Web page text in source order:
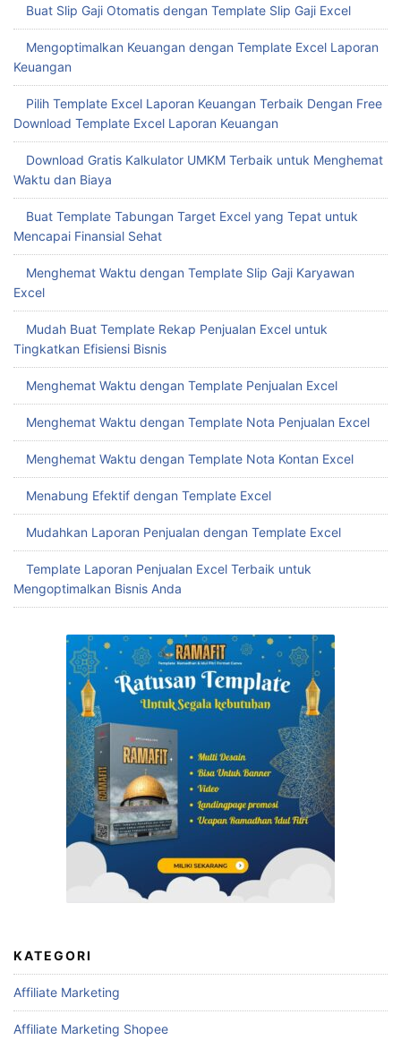
Buat Slip Gaji Otomatis dengan Template Slip Gaji Excel
Mengoptimalkan Keuangan dengan Template Excel Laporan
Keuangan
Pilih Template Excel Laporan Keuangan Terbaik Dengan Free
Download Template Excel Laporan Keuangan
Download Gratis Kalkulator UMKM Terbaik untuk Menghemat
Waktu dan Biaya
Buat Template Tabungan Target Excel yang Tepat untuk
Mencapai Finansial Sehat
Menghemat Waktu dengan Template Slip Gaji Karyawan
Excel
Mudah Buat Template Rekap Penjualan Excel untuk
Tingkatkan Efisiensi Bisnis
Menghemat Waktu dengan Template Penjualan Excel
Menghemat Waktu dengan Template Nota Penjualan Excel
Menghemat Waktu dengan Template Nota Kontan Excel
Menabung Efektif dengan Template Excel
Mudahkan Laporan Penjualan dengan Template Excel
Template Laporan Penjualan Excel Terbaik untuk
Mengoptimalkan Bisnis Anda
KATEGORI
Affiliate Marketing
Affiliate Marketing Shopee